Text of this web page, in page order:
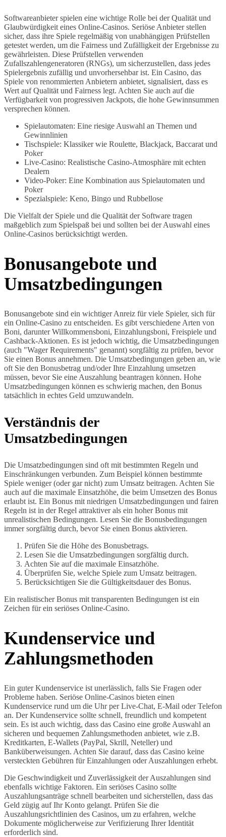
Softwareanbieter spielen eine wichtige Rolle bei der Qualität und
Glaubwürdigkeit eines Online-Casinos. Seriöse Anbieter stellen
sicher, dass ihre Spiele regelmäßig von unabhängigen Prüfstellen
getestet werden, um die Fairness und Zufälligkeit der Ergebnisse zu
gewährleisten. Diese Prüfstellen verwenden
Zufallszahlengeneratoren (RNGs), um sicherzustellen, dass jedes
Spielergebnis zufällig und unvorhersehbar ist. Ein Casino, das
Spiele von renommierten Anbietern anbietet, signalisiert, dass es
Wert auf Qualität und Fairness legt. Achten Sie auch auf die
Verfügbarkeit von progressiven Jackpots, die hohe Gewinnsummen
versprechen können.
Spielautomaten: Eine riesige Auswahl an Themen und
Gewinnlinien
Tischspiele: Klassiker wie Roulette, Blackjack, Baccarat und
Poker
Live-Casino: Realistische Casino-Atmosphäre mit echten
Dealern
Video-Poker: Eine Kombination aus Spielautomaten und
Poker
Spezialspiele: Keno, Bingo und Rubbellose
Die Vielfalt der Spiele und die Qualität der Software tragen
maßgeblich zum Spielspaß bei und sollten bei der Auswahl eines
Online-Casinos berücksichtigt werden.
Bonusangebote und
Umsatzbedingungen
Bonusangebote sind ein wichtiger Anreiz für viele Spieler, sich für
ein Online-Casino zu entscheiden. Es gibt verschiedene Arten von
Boni, darunter Willkommensboni, Einzahlungsboni, Freispiele und
Cashback-Aktionen. Es ist jedoch wichtig, die Umsatzbedingungen
(auch "Wager Requirements" genannt) sorgfältig zu prüfen, bevor
Sie einen Bonus annehmen. Die Umsatzbedingungen geben an, wie
oft Sie den Bonusbetrag und/oder Ihre Einzahlung umsetzen
müssen, bevor Sie eine Auszahlung beantragen können. Hohe
Umsatzbedingungen können es schwierig machen, den Bonus
tatsächlich in echtes Geld umzuwandeln.
Verständnis der
Umsatzbedingungen
Die Umsatzbedingungen sind oft mit bestimmten Regeln und
Einschränkungen verbunden. Zum Beispiel können bestimmte
Spiele weniger (oder gar nicht) zum Umsatz beitragen. Achten Sie
auch auf die maximale Einsatzhöhe, die beim Umsetzen des Bonus
erlaubt ist. Ein Bonus mit niedrigen Umsatzbedingungen und fairen
Regeln ist in der Regel attraktiver als ein hoher Bonus mit
unrealistischen Bedingungen. Lesen Sie die Bonusbedingungen
immer sorgfältig durch, bevor Sie einen Bonus aktivieren.
Prüfen Sie die Höhe des Bonusbetrags.
Lesen Sie die Umsatzbedingungen sorgfältig durch.
Achten Sie auf die maximale Einsatzhöhe.
Überprüfen Sie, welche Spiele zum Umsatz beitragen.
Berücksichtigen Sie die Gültigkeitsdauer des Bonus.
Ein realistischer Bonus mit transparenten Bedingungen ist ein
Zeichen für ein seriöses Online-Casino.
Kundenservice und
Zahlungsmethoden
Ein guter Kundenservice ist unerlässlich, falls Sie Fragen oder
Probleme haben. Seriöse Online-Casinos bieten einen
Kundenservice rund um die Uhr per Live-Chat, E-Mail oder Telefon
an. Der Kundenservice sollte schnell, freundlich und kompetent
sein. Es ist auch wichtig, dass das Casino eine große Auswahl an
sicheren und bequemen Zahlungsmethoden anbietet, wie z.B.
Kreditkarten, E-Wallets (PayPal, Skrill, Neteller) und
Banküberweisungen. Achten Sie darauf, dass das Casino keine
versteckten Gebühren für Einzahlungen oder Auszahlungen erhebt.
Die Geschwindigkeit und Zuverlässigkeit der Auszahlungen sind
ebenfalls wichtige Faktoren. Ein seriöses Casino sollte
Auszahlungsanträge schnell bearbeiten und sicherstellen, dass das
Geld zügig auf Ihr Konto gelangt. Prüfen Sie die
Auszahlungsrichtlinien des Casinos, um zu erfahren, welche
Dokumente möglicherweise zur Verifizierung Ihrer Identität
erforderlich sind.